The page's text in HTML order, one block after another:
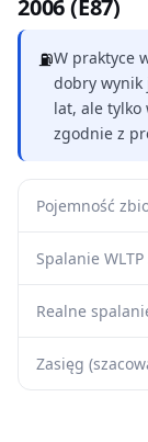
2006 (E87)
⛽W praktyce
dobry wynik
lat, ale tylko
zgodnie z
Pojemność
Spalanie WLTP
Realne
Zasięg